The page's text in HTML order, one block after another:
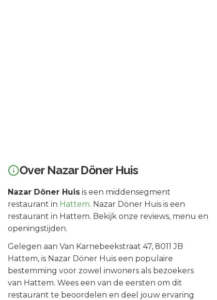
Over Nazar Döner Huis
Nazar Döner Huis is een middensegment
restaurant in Hattem. Nazar Döner Huis is een
restaurant in Hattem. Bekijk onze reviews, menu en
openingstijden.
Gelegen aan Van Karnebeekstraat 47, 8011 JB
Hattem, is Nazar Döner Huis een populaire
bestemming voor zowel inwoners als bezoekers
van Hattem. Wees een van de eersten om dit
restaurant te beoordelen en deel jouw ervaring